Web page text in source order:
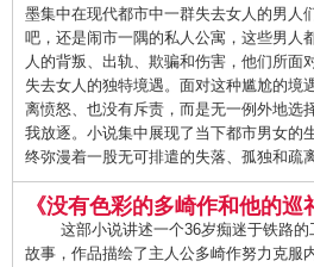
墨集中在现代都市中一群失去女人的男人
吧，还是闹市一隅的私人公寓，这些男人
人的背叛、出轨、欺骗和伤害，他们所面
失去女人的独特境遇。面对这种尴尬的境
离愤怒、也没有斥责，而是无一例外地选
我放逐。小说集中展现了当下都市男女的
终弥漫着一股无可排遣的失落、孤独和疏离
《没有色彩的多崎作和他的巡
这部小说讲述一个36岁痴迷于铁路的
故事，作品描绘了主人公多崎作努力克服